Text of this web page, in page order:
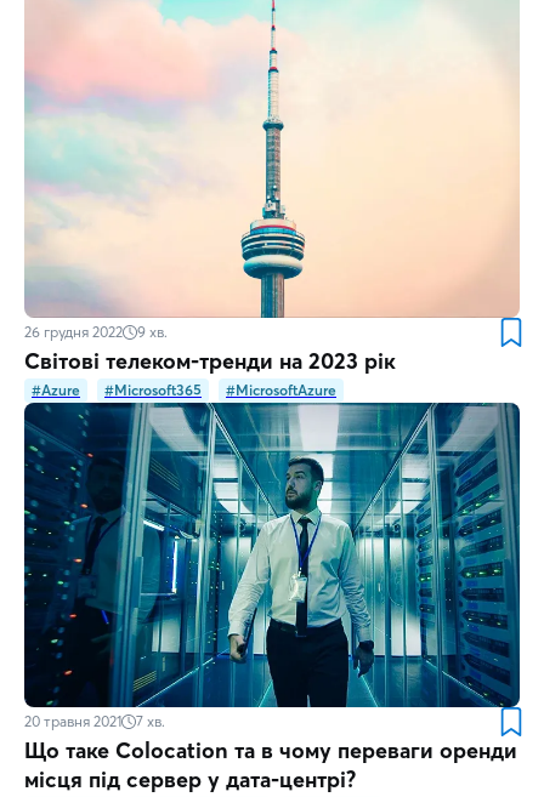
26 грудня 2022 9 хв.
Світові телеком-тренди на 2023 рік
#Azure #Microsoft365 #MicrosoftAzure
20 травня 2021 7 хв.
Що таке Colocation та в чому переваги оренди
місця під сервер у дата-центрі?